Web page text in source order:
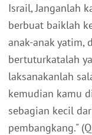
Israil, Janganlah
berbuat baiklah
anak-anak yatim,
bertuturkatalah
laksanakanlah
kemudian kamu
sebagian kecil
pembangkang."